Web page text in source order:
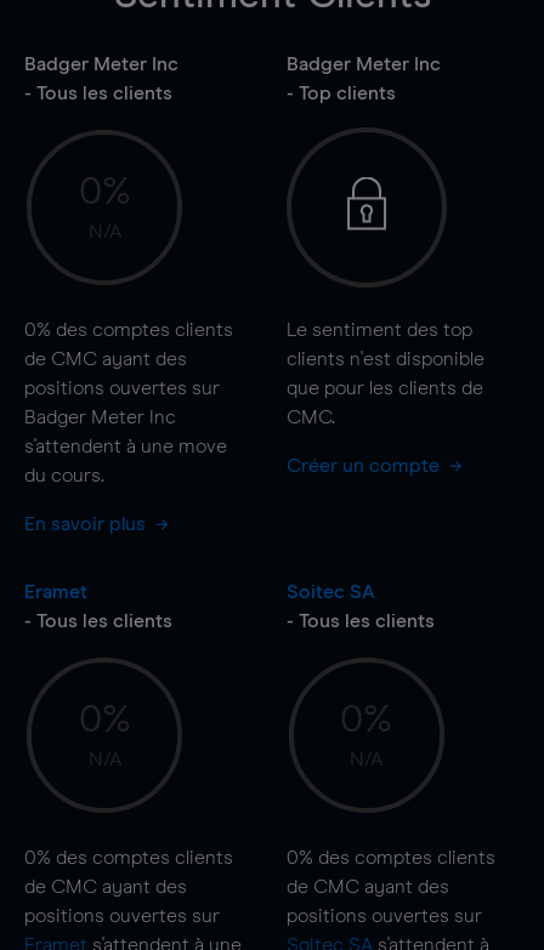
Badger Meter Inc
- Tous les clients
0%
N/A
0% des comptes clients
de CMC ayant des
positions ouvertes sur
Badger Meter Inc
s'attendent à une move
du cours.
En savoir plus
Badger Meter Inc
- Top clients
Le sentiment des top
clients n'est disponible
que pour les clients de
CMC.
Créer un compte
Eramet
- Tous les clients
0%
N/A
0% des comptes clients
de CMC ayant des
positions ouvertes sur
Eramet s'attendent à une
Soitec SA
- Tous les clients
0%
N/A
0% des comptes clients
de CMC ayant des
positions ouvertes sur
Soitec SA s'attendent à